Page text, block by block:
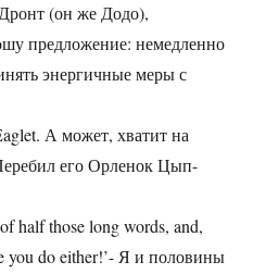
(он же Додо),
предложение: немедленно
энергичные меры с
А может, хватит на
его Орленок Цып-
half those long words, and,
you do either!’- Я и половины